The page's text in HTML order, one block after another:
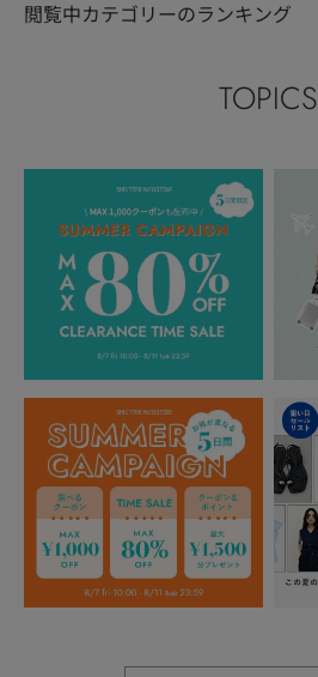
閲覧中カテゴリーのランキング
TOPICS